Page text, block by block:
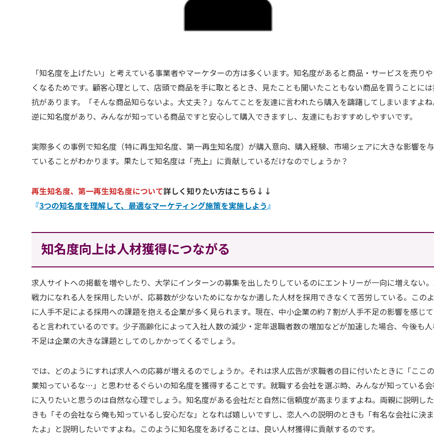
「知名度を上げたい」と考えている事業者やマーケターの方は多くいます。知名度があると商品・サービスを売り
くなるためです。顧客心理として、店頭で商品を手に取とるとき、見たことも聞いたこともない商品を買うことに
抗があります。「そんな商品知らないよ。大丈夫？」なんてことを友達に言われたら購入を躊躇してしまいますよね
逆に知名度があり、みんなが知っている商品ですと安心して購入できますし、友達にもおすすめしやすいです。
実際多くの事例で知名度（特に再生知名度、第一再生知名度）が購入意向、購入経験、市場シェアに大きな影響を
ていることがわかります。果たして知名度は「売上」に貢献しているだけなのでしょうか？
再生知名度、第一再生知名度について詳しく知りたい方はこちら↓↓
『3つの知名度を理解して、最適なマーケティング施策を実施しよう』
知名度向上は人材獲得につながる
求人サイトへの掲載を増やしたり、大学にインターンの募集を出したりしているのにエントリーが一向に増えない
戦力になれる人を採用したいが、応募数が少ないためになかなか適した人材を採用できなくて苦労している。この
に人手不足による採用への課題を抱える企業が多く見られます。現在、中小企業の約７割が人手不足の影響を感じ
ると言われているのです。少子高齢化によって入社人数の減少・定年退職者数の増加などが加速した場合、今後も
不足は企業の大きな課題としてのしかかってくるでしょう。
では、どのようにすれば求人への応募が増えるのでしょうか。それは求人広告が求職者の目に付いたときに「ここ
業知っているな…」と思わせるぐらいの知名度を獲得することです。就職する会社を選ぶ時、みんなが知っている
に入りたいと思うのは自然な心理でしょう。知名度がある会社だと自然に信頼度が高まりますよね。両親に説明し
きも「その会社なら俺も知っているし安心だな」となれば嬉しいですし、恋人への説明のときも「有名な会社に決
たよ」と説明したいですよね。このように知名度をあげることは、良い人材獲得に貢献するのです。